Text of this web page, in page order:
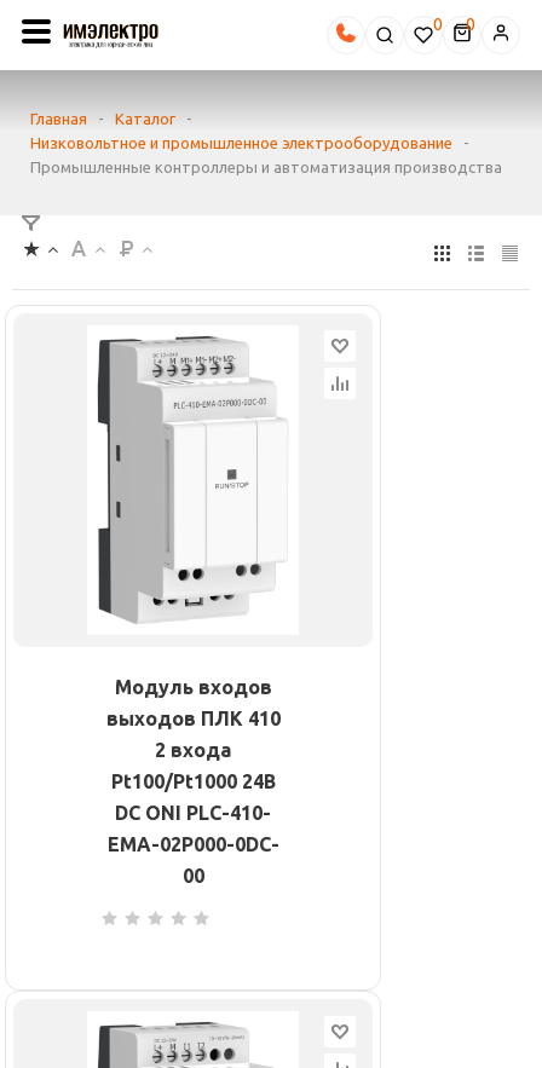
0
Главная - Каталог
-
Низковольтное и промышленное электрооборудование
-
Промышленные контроллеры и автоматизация производства
Модуль входов
выходов ПЛК 410
2 входа
Pt100/Pt1000 24В
DC ONI PLC-410-
EMA-02P000-0DC-
00